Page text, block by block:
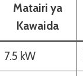
Matairi ya
Kawaida
7.5 kW